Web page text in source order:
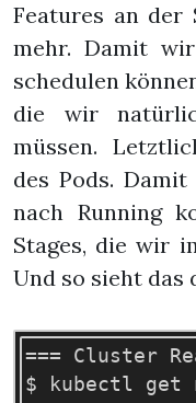
Features an
mehr. Damit
schedulen
die wir
müssen.
des Pods.
nach Running
Stages, die wir
Und so sieht das
=== Cluster
$ kubectl get